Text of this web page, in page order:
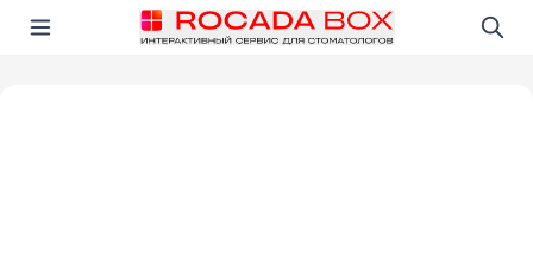
Открыть в приложении!